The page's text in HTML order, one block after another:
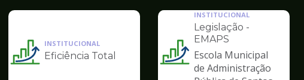
Ilustração
INSTITUCIONAL
Eficiência Total
Ilustração
INSTITUCIONAL
Legislação -
EMAPS
Escola Municipal
de Administração